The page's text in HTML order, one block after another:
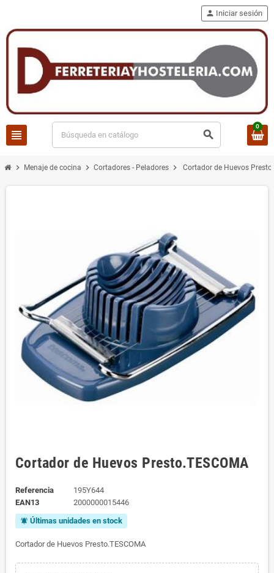
view_headline search
person Iniciar sesión
0
chevron_right Menaje de cocina chevron_right Cortadores - Peladores chevron_right Cortador de Huevos
Cortador de Huevos Presto.TESCOMA
Referencia
195Y644
EAN13
2000000015446
notifications_active Últimas unidades en stock
Cortador de Huevos Presto.TESCOMA